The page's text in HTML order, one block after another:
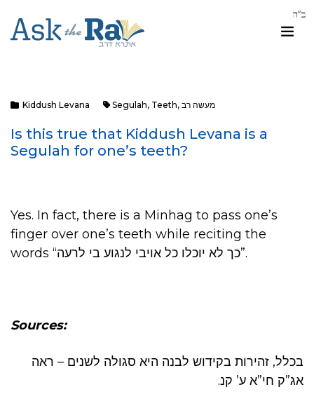
Kiddush Levana Segulah, Teeth, מעשה רב
Is this true that Kiddush Levana is a
Segulah for one’s teeth?
Yes. In fact, there is a Minhag to pass one’s
finger over one’s teeth while reciting the
words “כך לא יוכלו כל אויבי לנגוע בי לרעה”.
Sources:
בכלל, זהירות בקידוש לבנה היא סגולה לשנים – ראה
אג”ק חי”א ע’ קנ.